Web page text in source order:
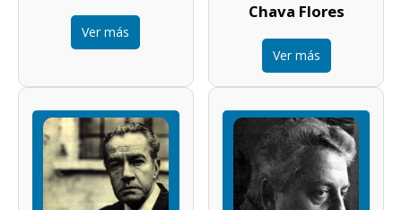
Ver más
Chava Flores
Ver más